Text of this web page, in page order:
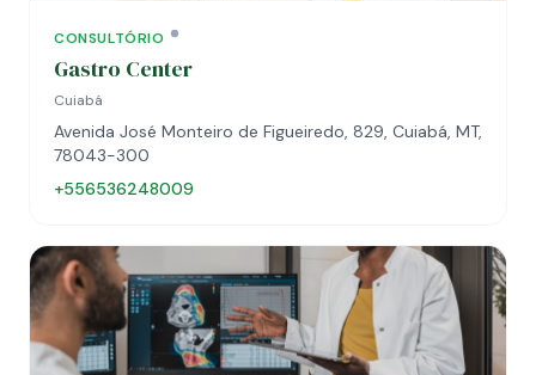
CONSULTÓRIO
Gastro Center
Cuiabá
Avenida José Monteiro de Figueiredo, 829, Cuiabá, MT,
78043-300
+556536248009